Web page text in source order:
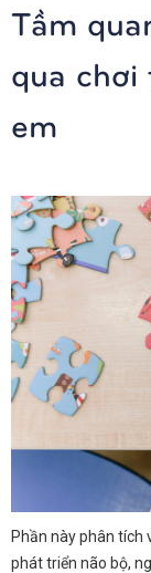
Tầm
qua
em
Phần này phân tích
phát triển não bộ,